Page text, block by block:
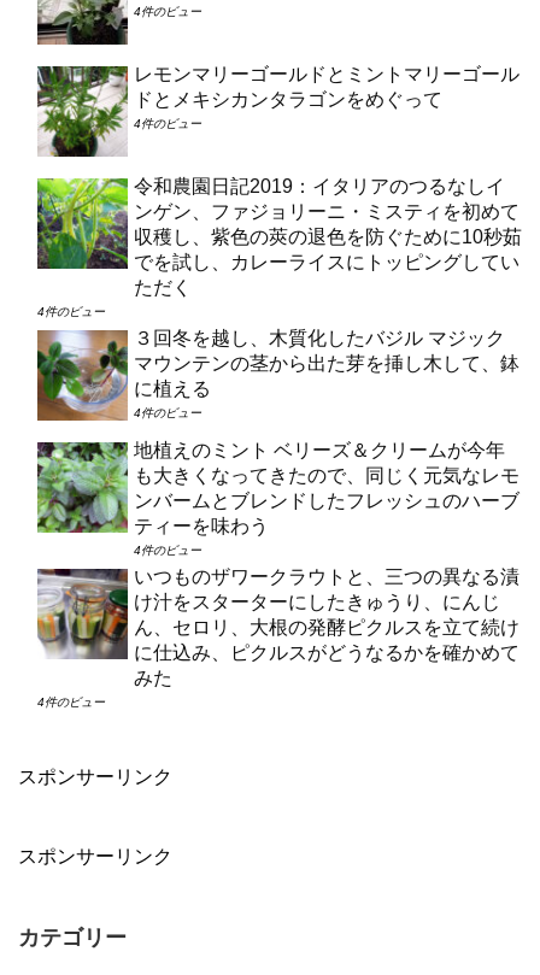
4件のビュー
レモンマリーゴールドとミントマリーゴール
ドとメキシカンタラゴンをめぐって
4件のビュー
令和農園日記2019：イタリアのつるなしイ
ンゲン、ファジョリーニ・ミスティを初めて
収穫し、紫色の莢の退色を防ぐために10秒茹
でを試し、カレーライスにトッピングしてい
ただく
4件のビュー
３回冬を越し、木質化したバジル マジック
マウンテンの茎から出た芽を挿し木して、鉢
に植える
4件のビュー
地植えのミント ベリーズ＆クリームが今年
も大きくなってきたので、同じく元気なレモ
ンバームとブレンドしたフレッシュのハーブ
ティーを味わう
4件のビュー
いつものザワークラウトと、三つの異なる漬
け汁をスターターにしたきゅうり、にんじ
ん、セロリ、大根の発酵ピクルスを立て続け
に仕込み、ピクルスがどうなるかを確かめて
みた
4件のビュー
スポンサーリンク
スポンサーリンク
カテゴリー